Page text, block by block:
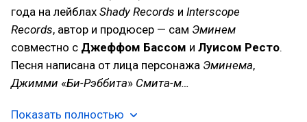
года на лейблах Shady Records и Interscope
Records, автор и продюсер — сам Эминем
совместно с Джеффом Бассом и Луисом Ресто.
Песня написана от лица персонажа Эминема,
Джимми «Би-Рэббита» Смита-м…
Показать полностью